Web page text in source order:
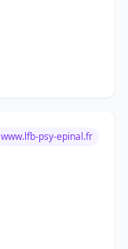
www.lfb-psy-epinal.fr